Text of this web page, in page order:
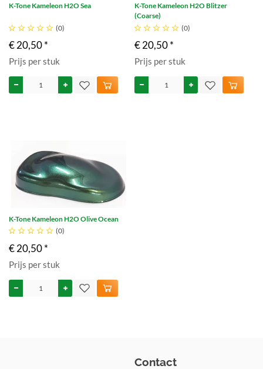
K-Tone Kameleon H2O Sea
     (0)
€ 20,50 *
Prijs per stuk
K-Tone Kameleon H2O Blitzer
(Coarse)
     (0)
€ 20,50 *
Prijs per stuk
K-Tone Kameleon H2O Olive Ocean
     (0)
€ 20,50 *
Prijs per stuk
Contact